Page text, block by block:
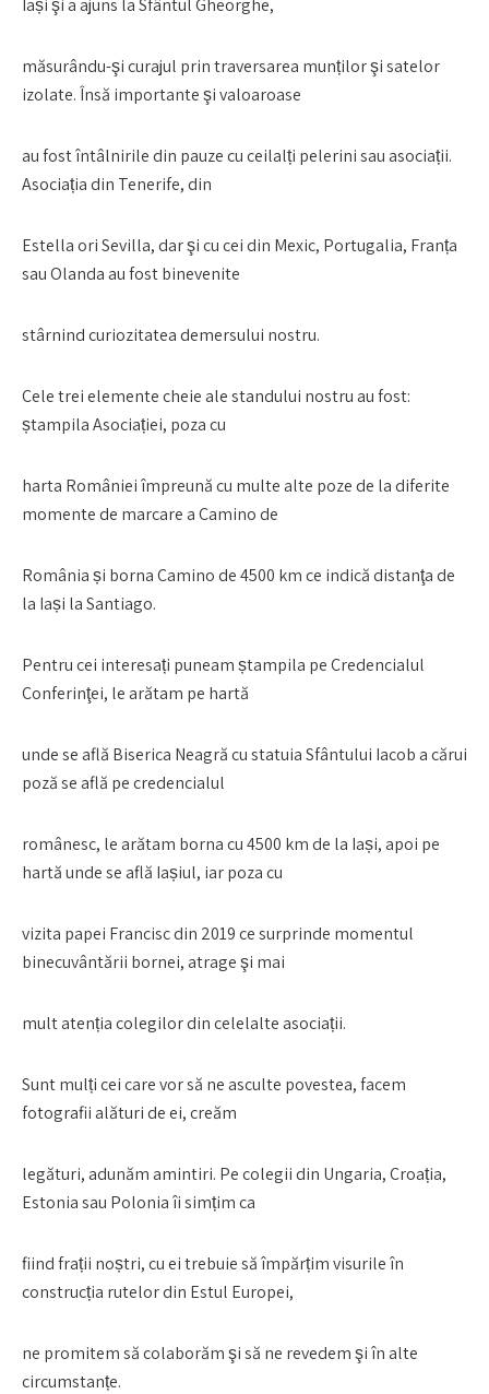
Iași şi a ajuns la Sfântul Gheorghe,
măsurându-şi curajul prin traversarea munților şi satelor
izolate. Însă importante şi valoaroase
au fost întâlnirile din pauze cu ceilalți pelerini sau asociații.
Asociația din Tenerife, din
Estella ori Sevilla, dar şi cu cei din Mexic, Portugalia, Franța
sau Olanda au fost binevenite
stârnind curiozitatea demersului nostru.
Cele trei elemente cheie ale standului nostru au fost:
ștampila Asociației, poza cu
harta României împreună cu multe alte poze de la diferite
momente de marcare a Camino de
România și borna Camino de 4500 km ce indică distanţa de
la Iași la Santiago.
Pentru cei interesați puneam ștampila pe Credencialul
Conferinţei, le arătam pe hartă
unde se află Biserica Neagră cu statuia Sfântului Iacob a cărui
poză se află pe credencialul
românesc, le arătam borna cu 4500 km de la Iași, apoi pe
hartă unde se află Iașiul, iar poza cu
vizita papei Francisc din 2019 ce surprinde momentul
binecuvântării bornei, atrage şi mai
mult atenția colegilor din celelalte asociații.
Sunt mulți cei care vor să ne asculte povestea, facem
fotografii alături de ei, creăm
legături, adunăm amintiri. Pe colegii din Ungaria, Croația,
Estonia sau Polonia îi simțim ca
fiind frații noștri, cu ei trebuie să împărțim visurile în
construcția rutelor din Estul Europei,
ne promitem să colaborăm şi să ne revedem şi în alte
circumstanțe.